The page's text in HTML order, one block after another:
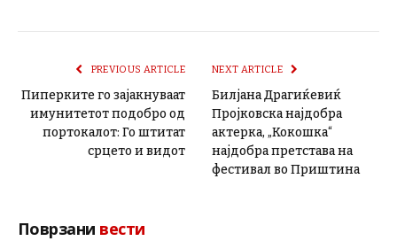
PREVIOUS ARTICLE
Пиперките го зајакнуваат
имунитетот подобро од
портокалот: Го штитат
срцето и видот
NEXT ARTICLE
Билјана Драгиќевиќ
Пројковска најдобра
актерка, „Кокошка“
најдобра претстава на
фестивал во Приштина
Поврзани вести